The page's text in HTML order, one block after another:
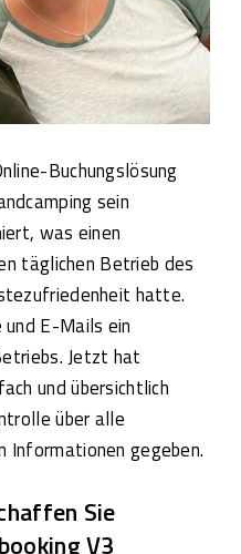
Buchungslösung
sein
was einen
täglichen Betrieb des
hatte.
E-Mails ein
Jetzt hat
und übersichtlich
über alle
Informationen gegeben.
Sie
V3